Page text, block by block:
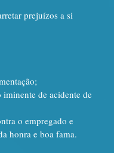
prejuízos a si
de acidente de
o empregado e
honra e boa fama.